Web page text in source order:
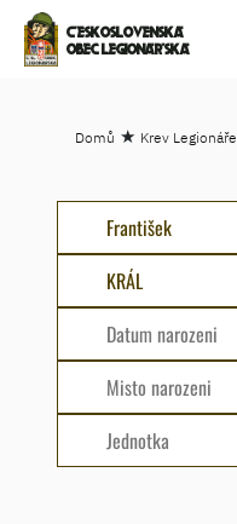
ČESKOSLOVENSKÁ
OBEC LEGIONÁŘSKÁ
Domů ★ Krev Legionáře